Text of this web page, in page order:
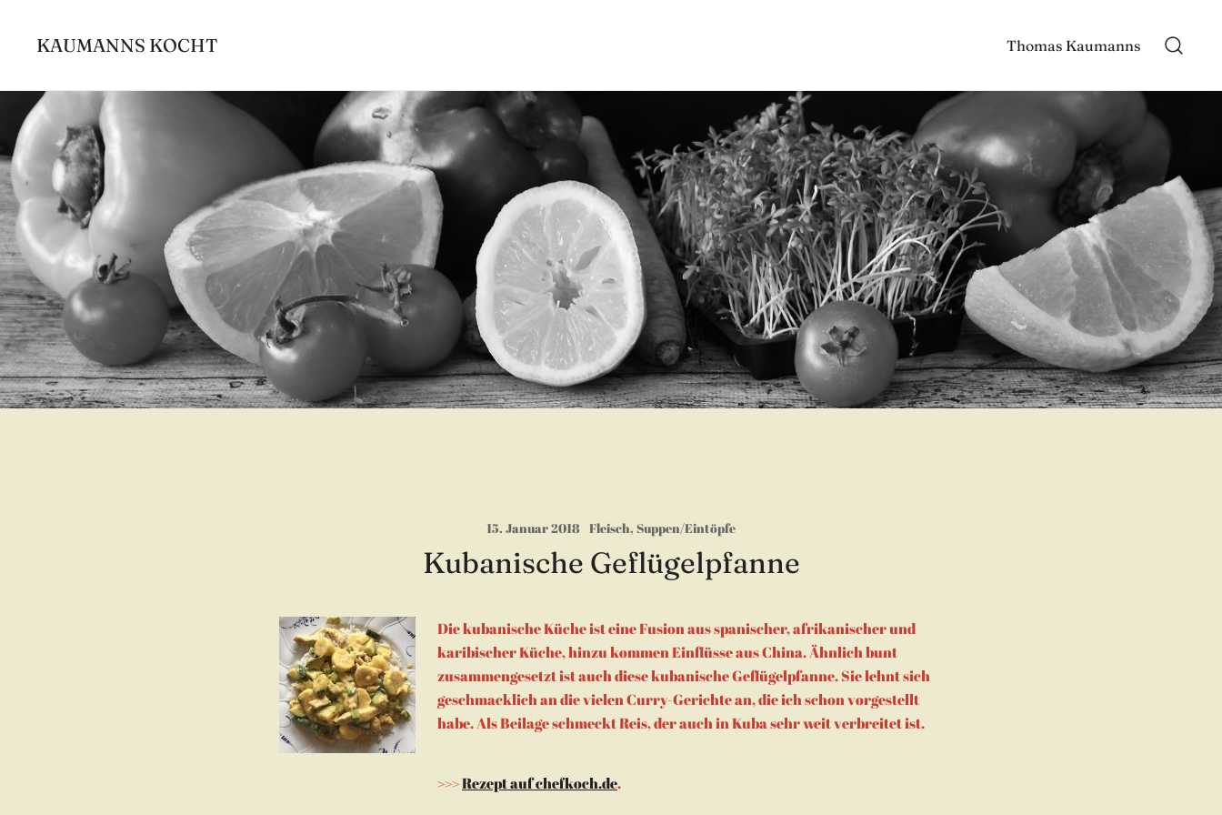
Inhalt
springen
KAUMANNS KOCHT Thomas Kaumanns
15. Januar 2018 Fleisch, Suppen/Eintöpfe
Kubanische Geflügelpfanne
Die kubanische Küche ist eine Fusion aus spanischer, afrikanischer und
karibischer Küche, hinzu kommen Einflüsse aus China. Ähnlich bunt
zusammengesetzt ist auch diese kubanische Geflügelpfanne. Sie lehnt sich
geschmacklich an die vielen Curry-Gerichte an, die ich schon vorgestellt
habe. Als Beilage schmeckt Reis, der auch in Kuba sehr weit verbreitet ist.
>>>Rezept auf chefkoch.de.